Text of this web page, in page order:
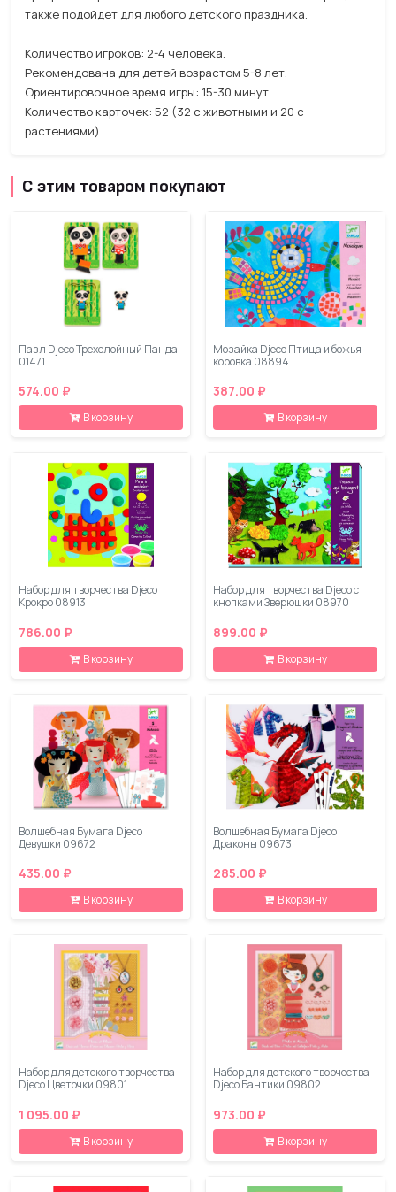
также подойдет для любого детского праздника.
Количество игроков: 2-4 человека.
Рекомендована для детей возрастом 5-8 лет.
Ориентировочное время игры: 15-30 минут.
Количество карточек: 52 (32 с животными и 20 с
растениями).
С этим товаром покупают
Пазл Djeco Трехслойный Панда
01471
574.00 ₽
В корзину
Мозайка Djeco Птица и божья
коровка 08894
387.00 ₽
В корзину
Набор для творчества Djeco
Крокро 08913
786.00 ₽
В корзину
Набор для творчества Djeco с
кнопками Зверюшки 08970
899.00 ₽
В корзину
Волшебная Бумага Djeco
Девушки 09672
435.00 ₽
В корзину
Волшебная Бумага Djeco
Драконы 09673
285.00 ₽
В корзину
Набор для детского творчества
Djeco Цветочки 09801
1 095.00 ₽
В корзину
Набор для детского творчества
Djeco Бантики 09802
973.00 ₽
В корзину